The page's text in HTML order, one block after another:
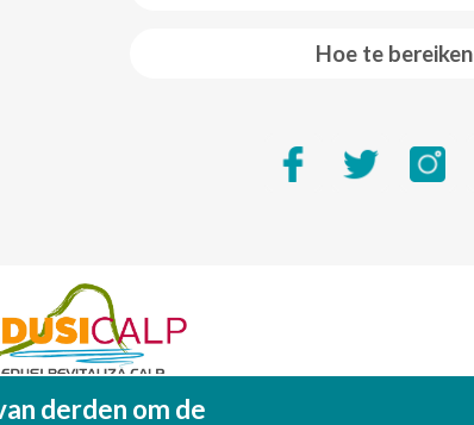
Hoe te bereiken
Desarrollo Regional (FEDER)
derden om de